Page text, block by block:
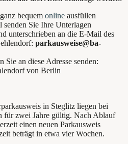
bequem online ausfüllen
Sie Ihre Unterlagen
unterschrieben an die E-Mail des
parkausweise@ba-
Sie an diese Adresse senden:
von Berlin
in Steglitz liegen bei
für zwei Jahre gültig. Nach Ablauf
einen neuen Parkausweis
beträgt in etwa vier Wochen.